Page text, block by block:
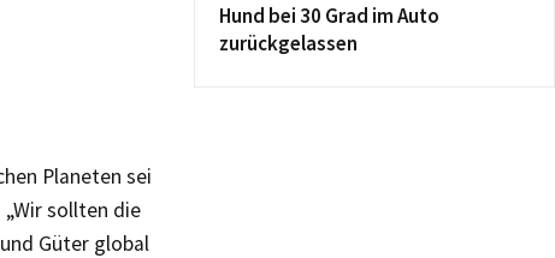
Planeten sei
sollten die
Güter global
Hund bei 30 Grad im Auto
zurückgelassen